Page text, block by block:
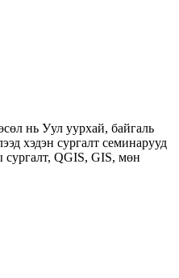
нь Уул уурхай, байгаль
хэдэн сургалт семинарууд
QGIS, GIS, мөн